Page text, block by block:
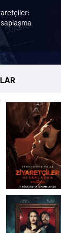
Hoca:
Yolcusu 4
Çiftliği
Gelen
Satılık